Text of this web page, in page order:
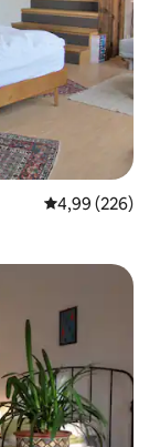
Gemiddelde
4,99 (226)